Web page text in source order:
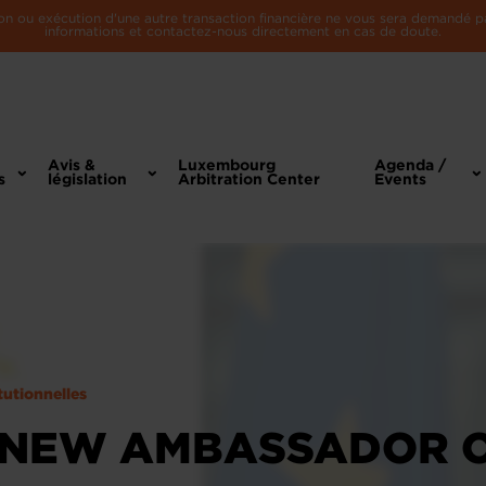
ou exécution d'une autre transaction financière ne vous sera demandé
informations et contactez-nous directement en cas de doute.
Avis &
législation
Luxembourg
Arbitration Center
Agenda /
Events
AMBASSADOR